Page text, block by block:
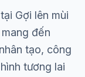
Gợi lên mùi
đến
tạo, công
tương lai